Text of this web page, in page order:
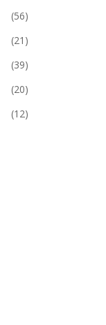
(56)
(21)
(39)
(20)
(12)